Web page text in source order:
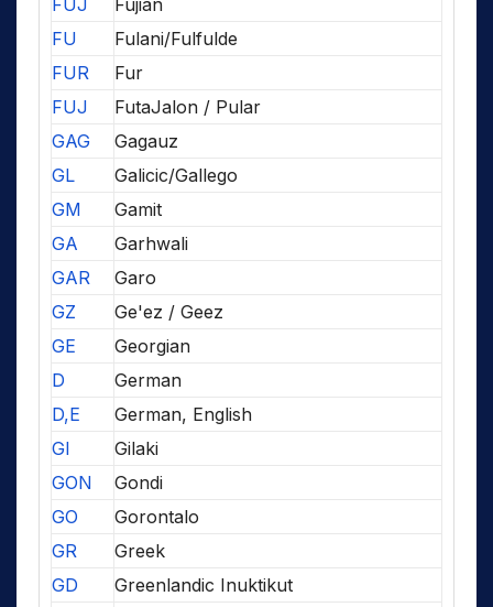
FUJ
Fujian
FU
Fulani/Fulfulde
FUR
Fur
FUJ
FutaJalon / Pular
GAG
Gagauz
GL
Galicic/Gallego
GM
Gamit
GA
Garhwali
GAR
Garo
GZ
Ge'ez / Geez
GE
Georgian
D
German
D,E
German, English
GI
Gilaki
GON
Gondi
GO
Gorontalo
GR
Greek
GD
Greenlandic Inuktikut